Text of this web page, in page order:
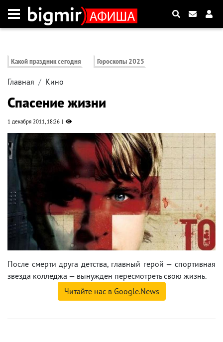
Какой праздник сегодня Гороскопы 2025
Главная Кино
Спасение жизни
1 декабря 2011, 18:26
После смерти друга детства, главный герой — спортивная
звезда колледжа — вынужден пересмотреть свою жизнь.
Читайте нас в Google.News